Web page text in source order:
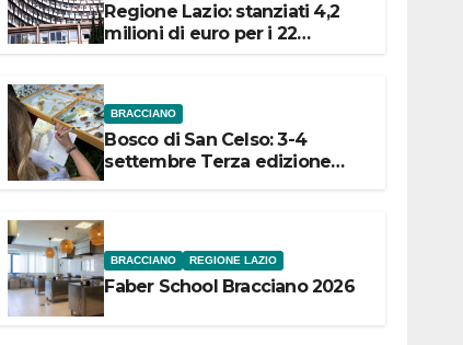
Regione Lazio: stanziati 4,2
milioni di euro per i 22
BRACCIANO
Bosco di San Celso: 3-4
settembre Terza edizione
BRACCIANO REGIONE LAZIO
Faber School Bracciano 2026